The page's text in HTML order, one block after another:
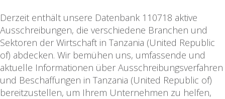
Derzeit enthält unsere Datenbank 110718 aktive
Ausschreibungen, die verschiedene Branchen und
Sektoren der Wirtschaft in Tanzania (United Republic
of) abdecken. Wir bemühen uns, umfassende und
aktuelle Informationen über Ausschreibungsverfahren
und Beschaffungen in Tanzania (United Republic of)
bereitzustellen, um Ihrem Unternehmen zu helfen,